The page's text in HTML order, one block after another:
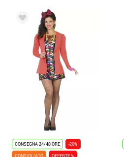
CONSEGNA 24/48 ORE
-20%